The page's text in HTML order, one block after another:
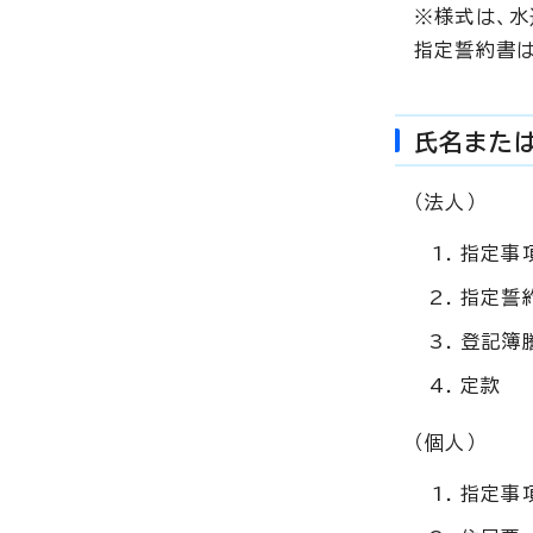
※様式は、水
指定誓約書
氏名また
（法人）
指定事
指定誓
登記簿
定款
（個人）
指定事